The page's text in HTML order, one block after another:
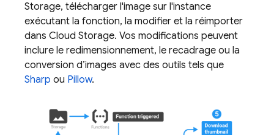
Storage, télécharger l'image sur l'instance
exécutant la fonction, la modifier et la réimporter
dans Cloud Storage. Vos modifications peuvent
inclure le redimensionnement, le recadrage ou la
conversion d’images avec des outils tels que
Sharp ou Pillow.